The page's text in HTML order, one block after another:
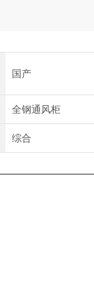
国产
全钢通风柜
综合